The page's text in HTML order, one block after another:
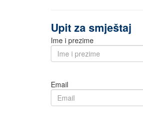
Upit za smještaj
Ime i prezime
Email